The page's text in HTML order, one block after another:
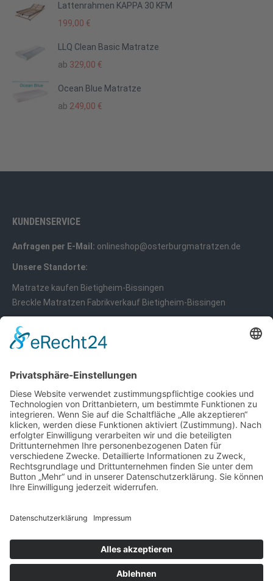
Lattenrahmen KAPPA 30 KFM
199,00 €
LLQ Clean Basic Matratze
ab 329,00 €
Ocean Blue Matratze
ab 249,00 €
KUNDENSERVICE
Anfragen per E-Mail: onlineshop@osterburgmatratzen.de
Unsere Standorte:
Matratze kaufen Bietigheim-Bissingen
Breckle Matratzen Fabrikverkauf Bietigheim-Bissingen